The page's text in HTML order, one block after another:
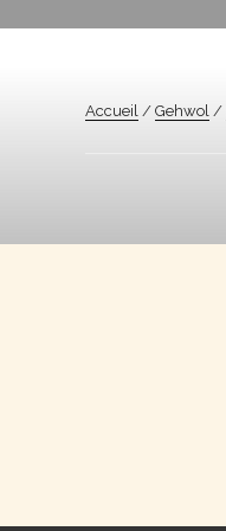
Accueil / Gehwol /